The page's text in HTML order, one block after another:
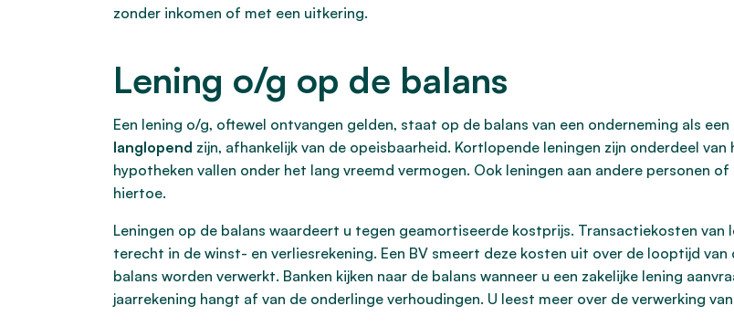
zonder inkomen of met een uitkering.
Lening o/g op de balans
Een lening o/g, oftewel ontvangen gelden, staat op de balans van een onderneming als
langlopend zijn, afhankelijk van de opeisbaarheid. Kortlopende leningen zijn onderdeel
hypotheken vallen onder het lang vreemd vermogen. Ook leningen aan andere personen
hiertoe.
Leningen op de balans waardeert u tegen geamortiseerde kostprijs. Transactiekosten
terecht in de winst- en verliesrekening. Een BV smeert deze kosten uit over de looptijd
balans worden verwerkt. Banken kijken naar de balans wanneer u een zakelijke lening
jaarrekening hangt af van de onderlinge verhoudingen. U leest meer over de verwerking van